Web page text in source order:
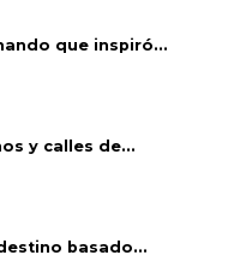
que inspiró...
y calles de...
basado...